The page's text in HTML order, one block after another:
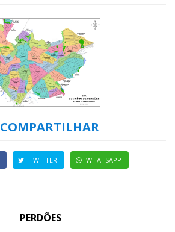
COMPARTILHAR
TWITTER WHATSAPP
PERDÕES